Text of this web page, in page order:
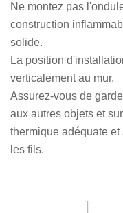
Ne montez pas
construction
solide.
La position
verticalement au mur.
Assurez-vous de
aux autres objets et
thermique adéquate
les fils.